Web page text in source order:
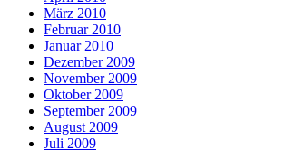
März 2010
Februar 2010
Januar 2010
Dezember 2009
November 2009
Oktober 2009
September 2009
August 2009
Juli 2009